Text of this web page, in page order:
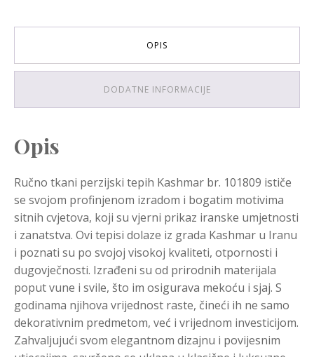
OPIS
DODATNE INFORMACIJE
Opis
Ručno tkani perzijski tepih Kashmar br. 101809 ističe
se svojom profinjenom izradom i bogatim motivima
sitnih cvjetova, koji su vjerni prikaz iranske umjetnosti
i zanatstva. Ovi tepisi dolaze iz grada Kashmar u Iranu
i poznati su po svojoj visokoj kvaliteti, otpornosti i
dugovječnosti. Izrađeni su od prirodnih materijala
poput vune i svile, što im osigurava mekoću i sjaj. S
godinama njihova vrijednost raste, čineći ih ne samo
dekorativnim predmetom, već i vrijednom investicijom.
Zahvaljujući svom elegantnom dizajnu i povijesnim